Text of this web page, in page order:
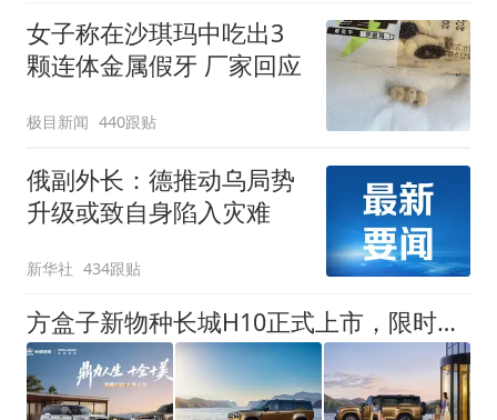
女子称在沙琪玛中吃出3
颗连体金属假牙 厂家回应
极目新闻 440跟贴
俄副外长：德推动乌局势
升级或致自身陷入灾难
新华社 434跟贴
方盒子新物种长城H10正式上市，限时换新价20.18万元起